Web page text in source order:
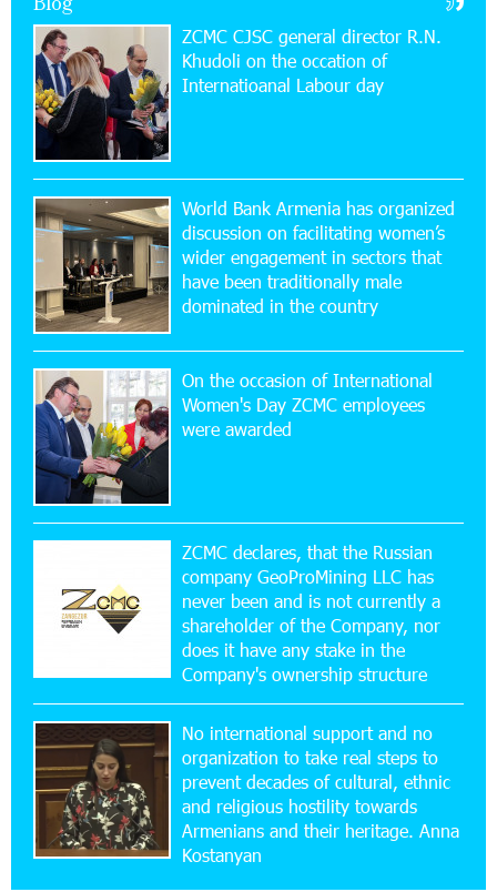
20:56:14 22-07-2026
New Financial Skills at the Davidbek Games:
Idram&IDBank
CashIn Services at AraratBank ATMs: Fast,
Simple, and Secure
16:29:04 20-07-2026
Ucom Sales and Service Center Reopens at 3/47
Yerevanyan Street in Yeghvard
15:47:47 17-07-2026
Up to 25% idcoin when purchasing Flyone flight
tickets: Idram&IDBank
Bank for Consumers by Euromoney
11:36:50 17-07-2026
Ucom and Microsoft Innovation Center Help
School Students Build Cybersecurity Skills
12:45:18 16-07-2026
Ucom Supports Installation of 10 kW Solar Plant
in Shenavan, Lori
20:34:31 14-07-2026
Unibank to Raffle a Trip to Italy
ZCMC CJSC general director R.N.
Khudoli on the օccation of
Internatioanal Labour day
World Bank Armenia has organized
discussion on facilitating women’s
wider engagement in sectors that
have been traditionally male
dominated in the country
On the occasion of International
Women's Day ZCMC employees
were awarded
ZCMC declares, that the Russian
company GeoProMining LLC has
never been and is not currently a
shareholder of the Company, nor
does it have any stake in the
Company's ownership structure
No international support and no
organization to take real steps to
prevent decades of cultural, ethnic
and religious hostility towards
Armenians and their heritage. Anna
Kostanyan